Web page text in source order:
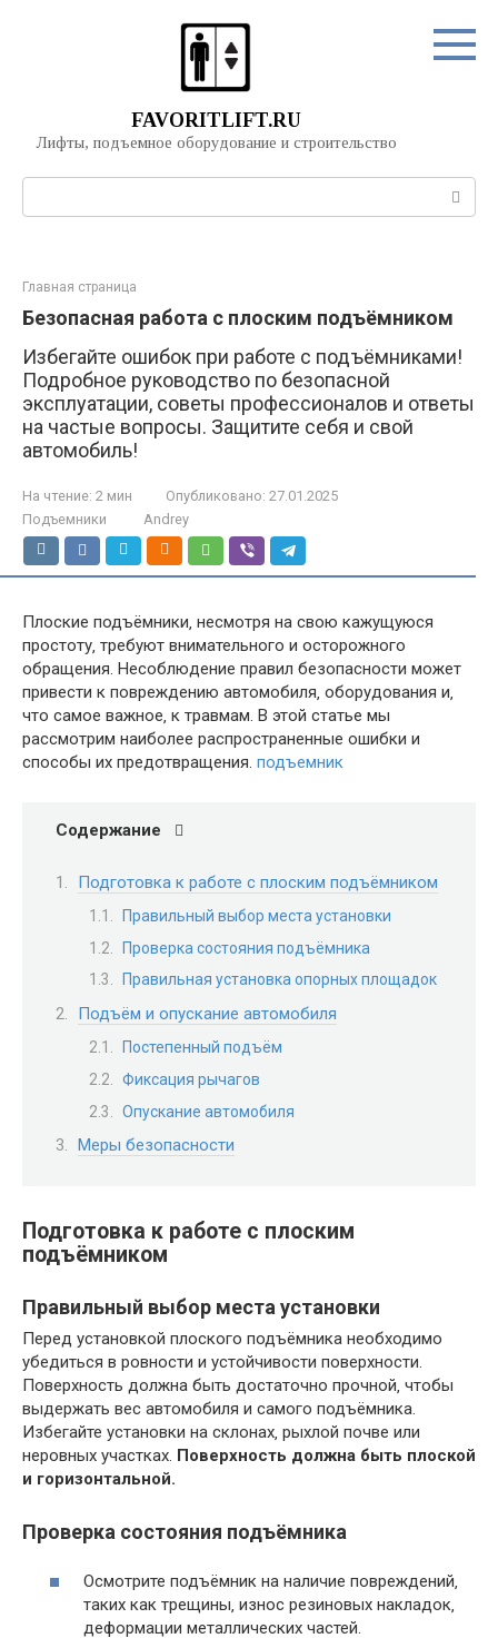
FAVORITLIFT.RU
Лифты, подъемное оборудование и строительство
Главная страница
Безопасная работа с плоским подъёмником
Избегайте ошибок при работе с подъёмниками!
Подробное руководство по безопасной
эксплуатации, советы профессионалов и ответы
на частые вопросы. Защитите себя и свой
автомобиль!
На чтение: 2 мин Опубликовано: 27.01.2025
Подъемники
Andrey
Плоские подъёмники‚ несмотря на свою кажущуюся
простоту‚ требуют внимательного и осторожного
обращения. Несоблюдение правил безопасности может
привести к повреждению автомобиля‚ оборудования и‚
что самое важное‚ к травмам. В этой статье мы
рассмотрим наиболее распространенные ошибки и
способы их предотвращения. подъемник
Содержание
Подготовка к работе с плоским подъёмником
Правильный выбор места установки
Проверка состояния подъёмника
Правильная установка опорных площадок
Подъём и опускание автомобиля
Постепенный подъём
Фиксация рычагов
Опускание автомобиля
Меры безопасности
Подготовка к работе с плоским
подъёмником
Правильный выбор места установки
Перед установкой плоского подъёмника необходимо
убедиться в ровности и устойчивости поверхности.
Поверхность должна быть достаточно прочной‚ чтобы
выдержать вес автомобиля и самого подъёмника.
Избегайте установки на склонах‚ рыхлой почве или
неровных участках. Поверхность должна быть плоской
и горизонтальной.
Проверка состояния подъёмника
Осмотрите подъёмник на наличие повреждений‚
таких как трещины‚ износ резиновых накладок‚
деформации металлических частей.